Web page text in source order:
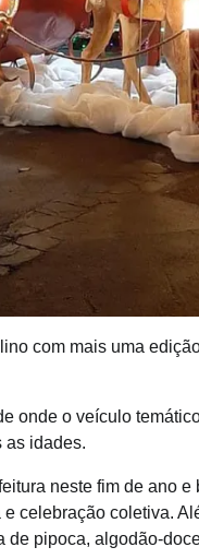
com mais uma
onde o veículo
as idades.
neste fim de ano
celebração coletiva.
pipoca, algodão-